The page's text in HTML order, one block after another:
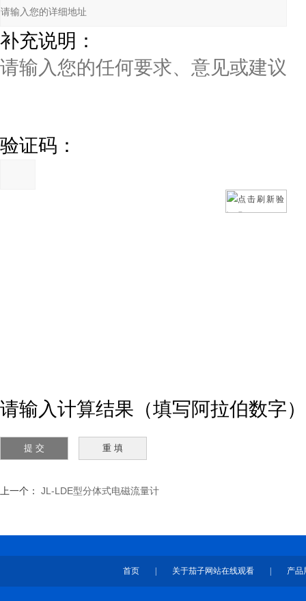
补充说明：
验证码：
请输入计算结果（填写阿拉伯数字
上一个： JL-LDE型分体式电磁流量计
首页 关于茄子网站在线观看 产品